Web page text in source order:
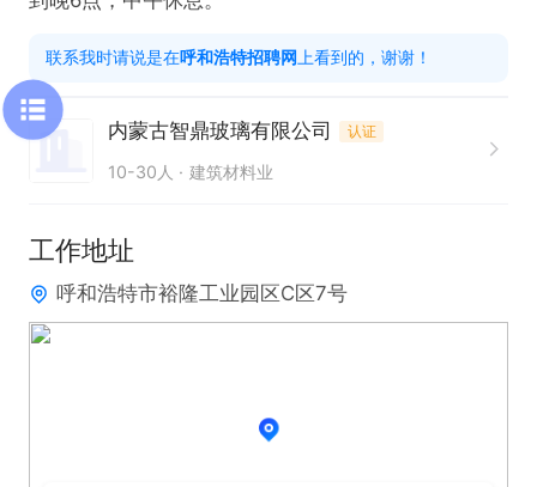
联系我时请说是在呼和浩特招聘网 上看到的，谢谢！
内蒙古智鼎玻璃有限公司 认证
10-30人 建筑材料业
工作地址
呼和浩特市裕隆工业园区C区7号